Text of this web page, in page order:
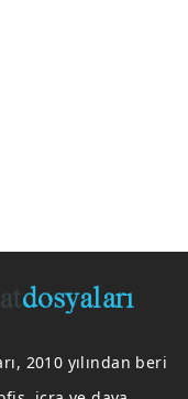
2010 yılından beri